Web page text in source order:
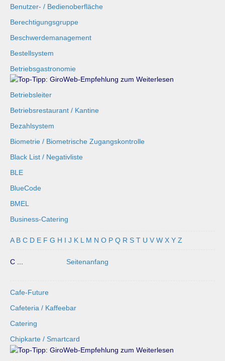
Benutzer- / Bedienoberfläche
Berechtigungsgruppe
Beschwerdemanagement
Bestellsystem
Betriebsgastronomie
Betriebsleiter
Betriebsrestaurant / Kantine
Bezahlsystem
Biometrie / Biometrische Zugangskontrolle
Black List / Negativliste
BLE
BlueCode
BMEL
Business-Catering
A B C D E F G H I J K L M N O P Q R S T U V W X Y Z
C ... Seitenanfang
Cafe-Future
Cafeteria / Kaffeebar
Catering
Chipkarte / Smartcard